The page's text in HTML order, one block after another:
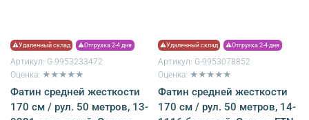
⚠Удаленный склад ⚠Отгрузка 2-4 дня
Артикул: G-9953233472
Оценка: ★★★★★
Фатин средней жесткости
170 см / рул. 50 метров, 13-
⚠Удаленный склад ⚠Отгрузка 2-4 дня
Артикул: G-9953078852
Оценка: ★★★★★
Фатин средней жесткости
170 см / рул. 50 метров, 14-